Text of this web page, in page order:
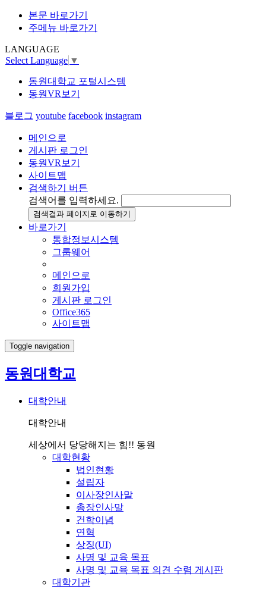
본문 바로가기
주메뉴 바로가기
LANGUAGE
Select Language ▼
동원대학교 포털시스템
동원VR보기
블로그 youtube facebook instagram
메인으로
게시판 로그인
동원VR보기
사이트맵
검색하기 버튼
검색어를 입력하세요.
검색결과 페이지로 이동하기
바로가기
통합정보시스템
그룹웨어
메인으로
회원가입
게시판 로그인
Office365
사이트맵
Toggle navigation
동원대학교
대학안내
대학안내
세상에서 당당해지는 힘!! 동원
대학현황
법인현황
설립자
이사장인사말
총장인사말
건학이념
연혁
상징(UI)
사명 및 교육 목표
사명 및 교육 목표 의견 수렴 게시판
대학기관